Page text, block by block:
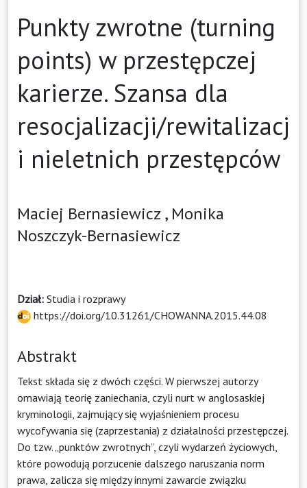
Punkty zwrotne (turning
points) w przestępczej
karierze. Szansa dla
resocjalizacji/rewitalizacj
i nieletnich przestępców
Maciej Bernasiewicz , Monika
Noszczyk-Bernasiewicz
Dział: Studia i rozprawy
https://doi.org/10.31261/CHOWANNA.2015.44.08
Abstrakt
Tekst składa się z dwóch części. W pierwszej autorzy
omawiają teorię zaniechania, czyli nurt w anglosaskiej
kryminologii, zajmujący się wyjaśnieniem procesu
wycofywania się (zaprzestania) z działalności przestępczej.
Do tzw. „punktów zwrotnych”, czyli wydarzeń życiowych,
które powodują porzucenie dalszego naruszania norm
prawa, zalicza się między innymi zawarcie związku